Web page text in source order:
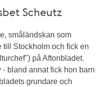
Scheutz
småländskan som
till Stockholm och fick en
på Aftonbladet.
bland annat fick hon barn
grundare och